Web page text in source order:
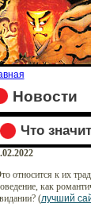
Новости
Что
относится к их
как
(лучший